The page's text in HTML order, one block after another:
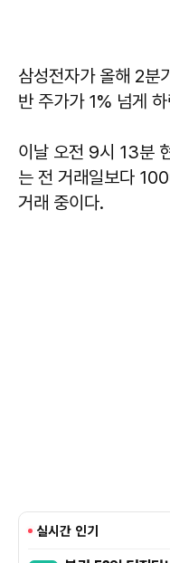
삼성전자가 올해 2분
반 주가가 1% 넘게
이날 오전 9시 13분
는 전 거래일보다
거래 중이다.